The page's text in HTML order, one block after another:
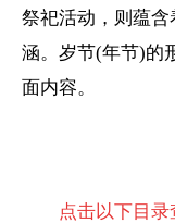
祭祀活动，则蕴
涵。岁节(年节)的
面内容。
点击以下目录